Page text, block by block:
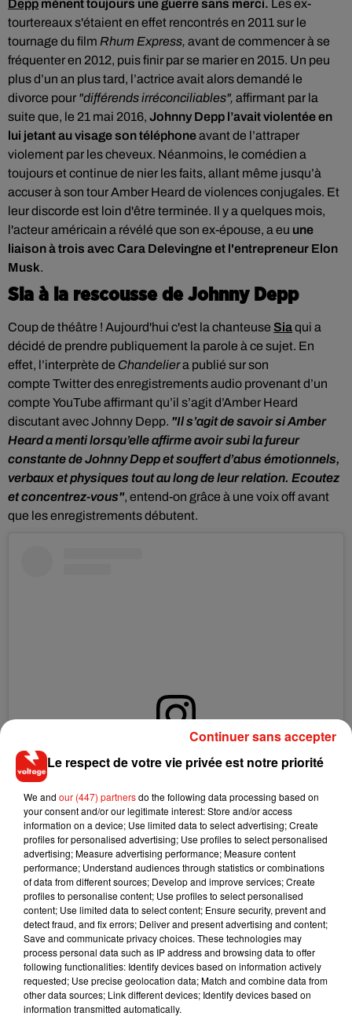
Depp mènent toujours une guerre sans merci. Les ex-
tourtereaux s'étaient en effet rencontrés en 2011 sur le
tournage du film Rhum Express, avant de commencer à se
fréquenter en 2012, puis finir par se marier en 2015. Un peu
plus d’un an plus tard, l’actrice avait alors demandé le
divorce pour "différends irréconciliables", affirmant par la
suite que, le 21 mai 2016, Johnny Depp l’avait violentée en
lui jetant au visage son téléphoneavant de l’attraper
violement par les cheveux. Néanmoins, le comédien a
toujours et continue de nier les faits, allant même jusqu’à
accuser à son tour Amber Heard de violences conjugales. Et
leur discorde est loin d'être terminée. Il y a quelques mois,
l'acteur américain a révélé que son ex-épouse, a eu une
liaison à trois avec Cara Delevingneet l'entrepreneur Elon
Musk.
Sia à la rescousse de Johnny Depp
Coup de théâtre ! Aujourd'hui c'est la chanteuse Siaqui a
décidé de prendre publiquement la parole à ce sujet. En
effet, l’interprète de Chandeliera publié sur son
compte Twitterdes enregistrements audio provenant d’un
compte YouTube affirmant qu’il s’agit d’Amber Heard
discutant avec Johnny Depp. "Il s’agit de savoir si Amber
Heard a menti lorsqu’elle affirme avoir subi la fureur
constante de Johnny Depp et souffert d’abus émotionnels,
verbaux et physiques tout au long de leur relation. Ecoutez
et concentrez-vous", entend-on grâce à une voix off avant
que les enregistrements débutent.
Voir cette publication sur Instagram
"Je montre publiquement mon soutien à Johnny Depp. Je
veux dire, moi aussi j’aimerais bien qu’il devienne clean et
qu’il arrête avec ses bijoux, mais il est clairement la victime
après avoir entendu ces enregistrements", a ensuite écrit Sia
dans un second post avant d'interpeller directementElon
Musk
qu’elle accuse d’avoir versé sept millions de dollars à
Amber Heard, la même somme que l’actrice a reçue lors de
son divorce de Johnny Depp et qu'elle avait promis de les
reverser à une association caritative. " Également, Elon
Musk, ne lui avez-vous pas donné les sept millions qu’elle a
"donnés" de son divorce ? Elle en est ressortie sept
Le respect de votre vie privée est notre priorité
We and our (447) partnersdo the following data processing based on
your consent and/or our legitimate interest: Store and/or access
information on a device; Use limited data to select advertising; Create
profiles for personalised advertising; Use profiles to select personalised
advertising; Measure advertising performance; Measure content
performance; Understand audiences through statistics or combinations
of data from different sources; Develop and improve services; Create
profiles to personalise content; Use profiles to select personalised
content; Use limited data to select content; Ensure security, prevent and
detect fraud, and fix errors; Deliver and present advertising and content;
Save and communicate privacy choices. These technologies may
process personal data such as IP address and browsing data to offer
following functionalities: Identify devices based on information actively
requested; Use precise geolocation data; Match and combine data from
other data sources; Link different devices; Identify devices based on
information transmitted automatically.
Continuer sans accepter